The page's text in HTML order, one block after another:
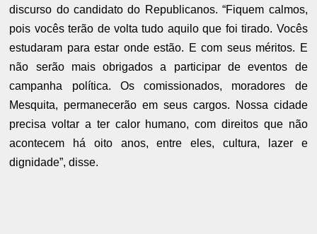
discurso do candidato do Republicanos. “Fiquem calmos,
pois vocês terão de volta tudo aquilo que foi tirado. Vocês
estudaram para estar onde estão. E com seus méritos. E
não serão mais obrigados a participar de eventos de
campanha política. Os comissionados, moradores de
Mesquita, permanecerão em seus cargos. Nossa cidade
precisa voltar a ter calor humano, com direitos que não
acontecem há oito anos, entre eles, cultura, lazer e
dignidade”, disse.